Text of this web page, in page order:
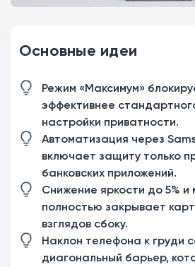
Основные идеи
Режим «Максимум»
эффективнее
настройки приватности.
Автоматизация через
включает защиту только
банковских приложений.
Снижение яркости до 5%
полностью закрывает
взглядов сбоку.
Наклон телефона к груди
диагональный барьер,